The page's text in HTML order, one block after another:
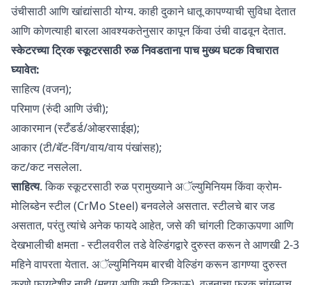
उंचीसाठी आणि खांद्यांसाठी योग्य. काही दुकाने धातू कापण्याची सुविधा देतात
आणि कोणत्याही बारला आवश्यकतेनुसार कापून किंवा उंची वाढवून देतात.
स्केटरच्या ट्रिक स्कूटरसाठी रुळ निवडताना पाच मुख्य घटक विचारात
घ्यावेत:
साहित्य (वजन);
परिमाण (रुंदी आणि उंची);
आकारमान (स्टँडर्ड/ओव्हरसाईझ);
आकार (टी/बॅट-विंग/वाय/वाय पंखांसह);
कट/कट नसलेला.
साहित्य. किक स्कूटरसाठी रुळ प्रामुख्याने अॅल्युमिनियम किंवा क्रोम-
मोलिब्डेन स्टील (CrMo Steel) बनवलेले असतात. स्टीलचे बार जड
असतात, परंतु त्यांचे अनेक फायदे आहेत, जसे की चांगली टिकाऊपणा आणि
देखभालीची क्षमता - स्टीलवरील तडे वेल्डिंगद्वारे दुरुस्त करून ते आणखी 2-3
महिने वापरता येतात. अॅल्युमिनियम बारची वेल्डिंग करून डागण्या दुरुस्त